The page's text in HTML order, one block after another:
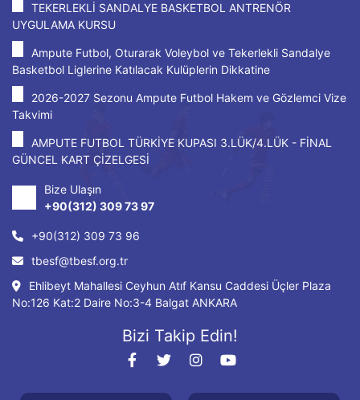
TEKERLEKLİ SANDALYE BASKETBOL ANTRENÖR
UYGULAMA KURSU
Ampute Futbol, Oturarak Voleybol ve Tekerlekli Sandalye
Basketbol Liglerine Katılacak Kulüplerin Dikkatine
2026-2027 Sezonu Ampute Futbol Hakem ve Gözlemci Vize
Takvimi
AMPUTE FUTBOL TÜRKİYE KUPASI 3.LÜK/4.LÜK - FİNAL
GÜNCEL KART ÇİZELGESİ
Bize Ulaşın
+90(312) 309 73 97
+90(312) 309 73 96
tbesf@tbesf.org.tr
Ehlibeyt Mahallesi Ceyhun Atıf Kansu Caddesi Üçler Plaza
No:126 Kat:2 Daire No:3-4 Balgat ANKARA
Bizi Takip Edin!